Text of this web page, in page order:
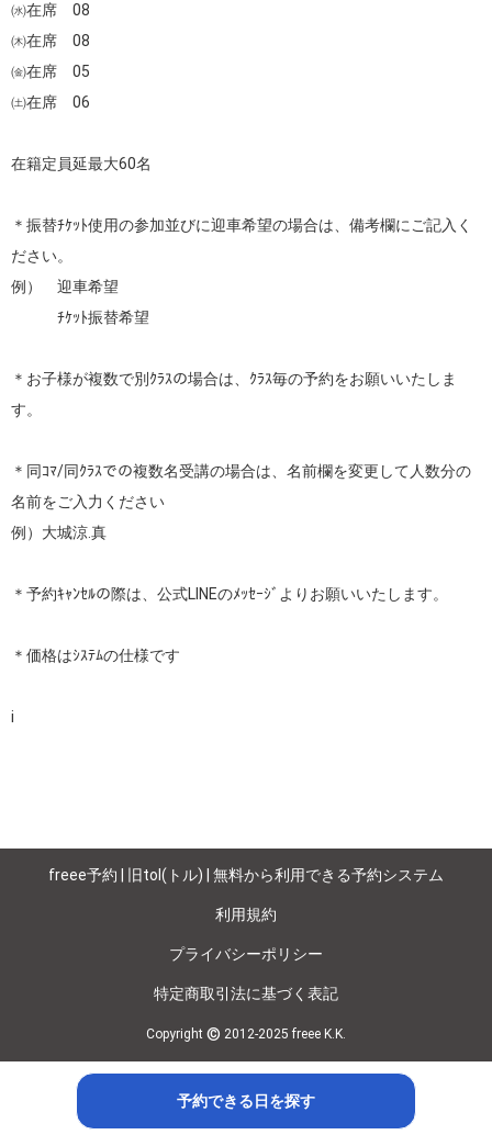
㈬在席　08
㈭在席　08
㈮在席　05
㈯在席　06
在籍定員延最大60名
＊振替ﾁｹｯﾄ使用の参加並びに迎車希望の場合は、備考欄にご記入く
ださい。
例）　迎車希望
ﾁｹｯﾄ振替希望
＊お子様が複数で別ｸﾗｽの場合は、ｸﾗｽ毎の予約をお願いいたしま
す。
＊同ｺﾏ/同ｸﾗｽでの複数名受講の場合は、名前欄を変更して人数分の
名前をご入力ください
例）大城涼.真
＊予約ｷｬﾝｾﾙの際は、公式LINEのﾒｯｾｰｼﾞよりお願いいたします。
＊価格はｼｽﾃﾑの仕様です
i
予約できる日を探す
freee予約 | 旧tol(トル) | 無料から利用できる予約システム
利用規約
プライバシーポリシー
特定商取引法に基づく表記
Copyright © 2012-2025 freee K.K.